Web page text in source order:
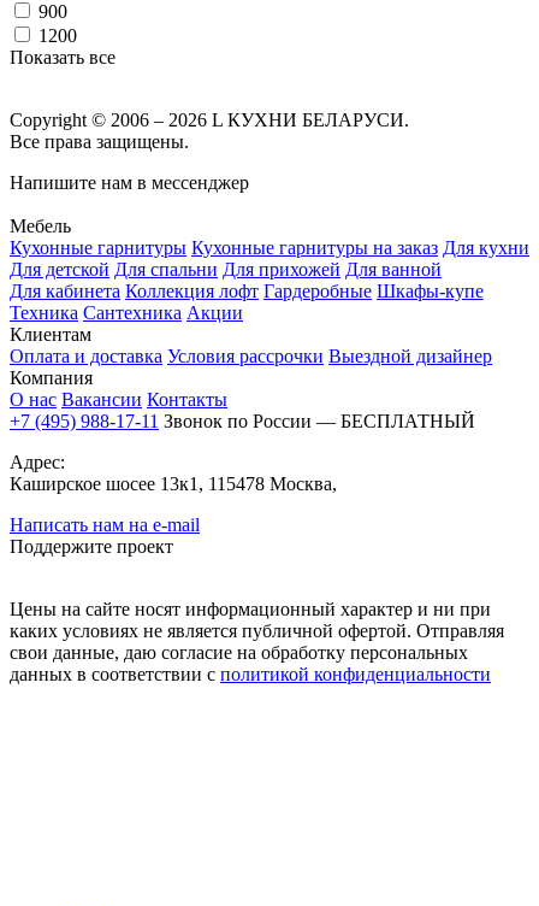
900
1200
Показать все
Copyright © 2006 – 2026 L КУХНИ БЕЛАРУСИ.
Все права защищены.
Напишите нам в мессенджер
Мебель
Кухонные гарнитуры Кухонные гарнитуры на заказ Для кухни
Для детской Для спальни Для прихожей Для ванной
Для кабинета Коллекция лофт Гардеробные Шкафы-купе
Техника Сантехника Акции
Клиентам
Оплата и доставка Условия рассрочки Выездной дизайнер
Компания
О нас Вакансии Контакты
+7 (495) 988-17-11 Звонок по России — БЕСПЛАТНЫЙ
Адрес:
Каширское шосее 13к1, 115478 Москва,
Написать нам на e-mail
Поддержите проект
Цены на сайте носят информационный характер и ни при
каких условиях не является публичной офертой. Отправляя
свои данные, даю согласие на обработку персональных
данных в соответствии с политикой конфиденциальности